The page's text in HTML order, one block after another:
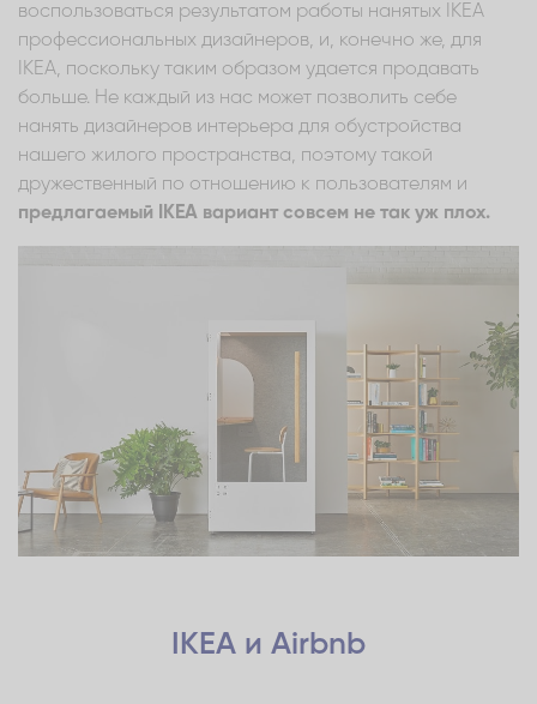
воспользоваться результатом работы нанятых IKEA
профессиональных дизайнеров, и, конечно же, для
IKEA, поскольку таким образом удается продавать
больше. Не каждый из нас может позволить себе
нанять дизайнеров интерьера для обустройства
нашего жилого пространства, поэтому такой
дружественный по отношению к пользователям и
предлагаемый IKEA вариант совсем не так уж плох.
IKEA и Airbnb